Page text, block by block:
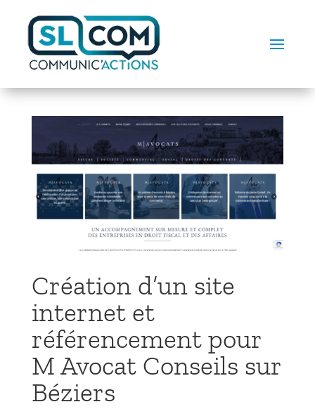
Création d’un site
internet et
référencement pour
M Avocat Conseils sur
Béziers